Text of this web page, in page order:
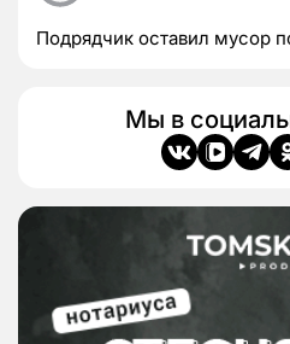
Подрядчик оставил мусор
Мы в